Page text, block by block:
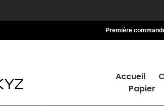
Première
Accueil
Papier